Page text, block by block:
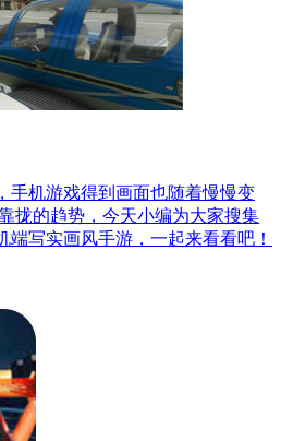
手机游戏得到画面也随着慢慢变
拢的趋势，今天小编为大家搜集
端写实画风手游，一起来看看吧！